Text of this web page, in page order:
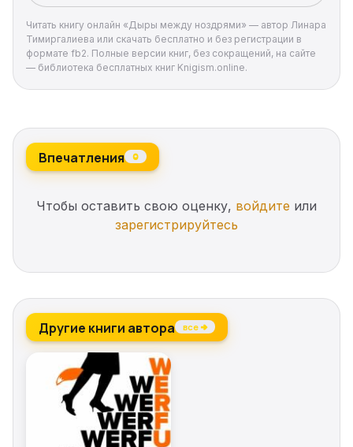
присоединяется известная наёмница Агнешка бин
Шариф.
Читать книгу онлайн «Дыры между ноздрями» — автор Линара
Тимиргалиева или скачать бесплатно и без регистрации в
формате fb2. Полные версии книг, без сокращений, на сайте
— библиотека бесплатных книг Knigism.online.
Впечатления 0
Чтобы оставить свою оценку, войдите или
зарегистрируйтесь
Другие книги автора все →